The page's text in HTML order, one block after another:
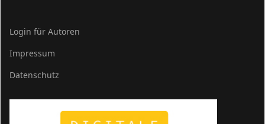
Login für Autoren
Impressum
Datenschutz